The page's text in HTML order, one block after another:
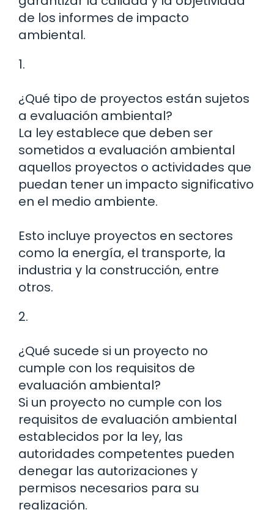
de los informes de impacto
ambiental.
1.
¿Qué tipo de proyectos están sujetos
a evaluación ambiental?
La ley establece que deben ser
sometidos a evaluación ambiental
aquellos proyectos o actividades que
puedan tener un impacto significativo
en el medio ambiente.
Esto incluye proyectos en sectores
como la energía, el transporte, la
industria y la construcción, entre
otros.
2.
¿Qué sucede si un proyecto no
cumple con los requisitos de
evaluación ambiental?
Si un proyecto no cumple con los
requisitos de evaluación ambiental
establecidos por la ley, las
autoridades competentes pueden
denegar las autorizaciones y
permisos necesarios para su
realización.